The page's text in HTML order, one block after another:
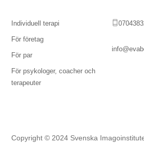
Copyright © 2024 Svenska
Individuell terapi
För företag
För par
För psykologer, coacher och
terapeuter